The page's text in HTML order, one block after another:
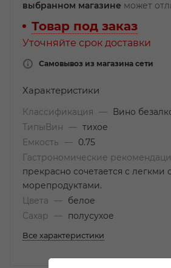
выбранном магазине может
Товар под заказ
Уточняйте срок доставки
Самовывоз из магазина сети
Характеристики
Классификация —
Вино
ТипыВин
— тихое
Емкость
—
0.75
Гастрономические
прекрасно сочетается с легкми
морепродуктами.
Цвета
—
белое
Сахар
— полусухое
Все характеристики